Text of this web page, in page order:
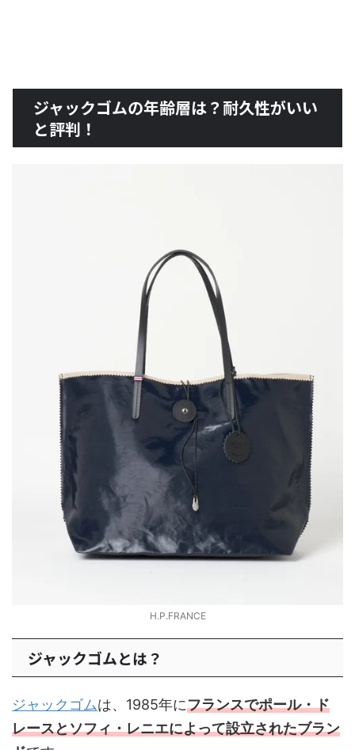
ジャックゴムの年齢層は？耐久性がいい
と評判！
H.P.FRANCE
ジャックゴムとは？
ジャックゴムは、1985年にフランスでポール・ド
レースとソフィ・レニエによって設立されたブラン